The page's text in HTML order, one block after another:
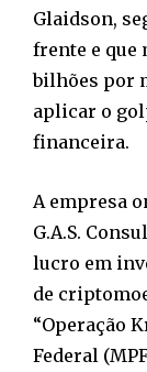
Glaidson,
frente e que
bilhões por
aplicar o
financeira.
A empresa
G.A.S.
lucro em
de
“Operação
Federal